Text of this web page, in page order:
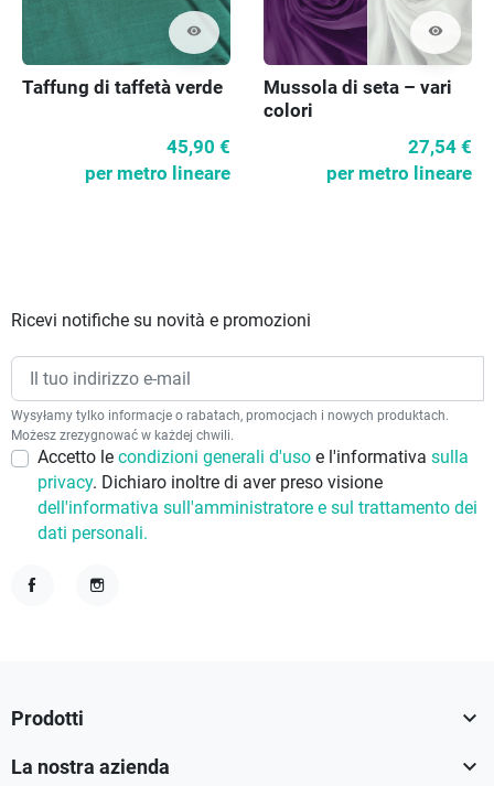
visibility
Taffung di taffetà verde
45,90 €
per metro lineare
visibility
Mussola di seta – vari
colori
27,54 €
per metro lineare
Ricevi notifiche su novità e promozioni
Wysyłamy tylko informacje o rabatach, promocjach i nowych produktach.
Możesz zrezygnować w każdej chwili.
Accetto le condizioni generali d'uso e l'informativa sulla
privacy. Dichiaro inoltre di aver preso visione
dell'informativa sull'amministratore e sul trattamento dei
dati personali.
Prodotti 
La nostra azienda 